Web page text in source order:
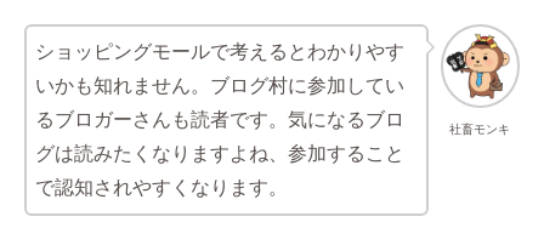
社畜モンキ
ショッピングモールで考えるとわかりやす
いかも知れません。ブログ村に参加してい
るブロガーさんも読者です。気になるブロ
グは読みたくなりますよね、参加すること
で認知されやすくなります。